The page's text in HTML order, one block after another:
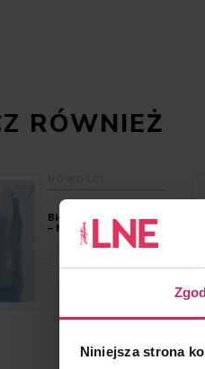
Niniejsza strona
RÓWNIEŻ
Bielenda Professional
– Marine Foot Renewal